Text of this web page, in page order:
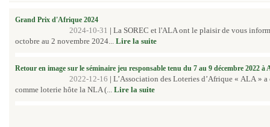
Grand Prix d'Afrique 2024
2024-10-31 | La SOREC et l'ALA ont le plaisir de vous
octobre au 2 novembre 2024... Lire la suite
Retour en image sur le séminaire jeu responsable tenu du 7 au 9 décembre 2022 à
2022-12-16 | L’Association des Loteries d’Afrique « ALA »
comme loterie hôte la NLA (... Lire la suite